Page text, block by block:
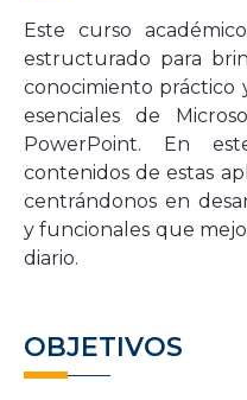
Estecurso
estructurado para
conocimiento práctico
esenciales de
PowerPoint. En
contenidosde estas
centrándonos en
y funcionales que
diario.
OBJETIVOS